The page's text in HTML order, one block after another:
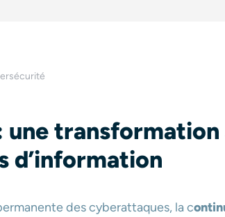
une
d’information
des cyberattaques, la c